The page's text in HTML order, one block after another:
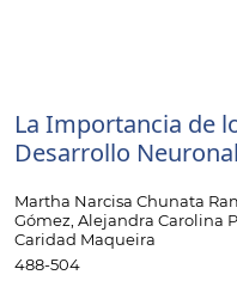
La Importancia de
Desarrollo
Martha Narcisa Chunata
Gómez, Alejandra Carolina
Caridad Maqueira
488-504